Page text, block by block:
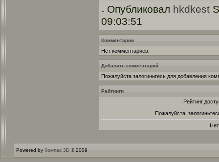
Опубликовал hkdkest
09:03:51
Комментарии
Нет комментариев.
Добавить комментарий
Пожалуйста залогиньтесь для добавления
Рейтинги
Рейтинг
Пожалуйста,
Powered by Компас 3D © 2009